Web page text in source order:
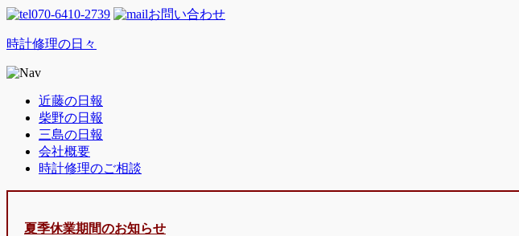
070-6410-2739 お問い合わせ
時計修理の日々
近藤の日報
柴野の日報
三島の日報
会社概要
時計修理のご相談
夏季休業期間のお知らせ